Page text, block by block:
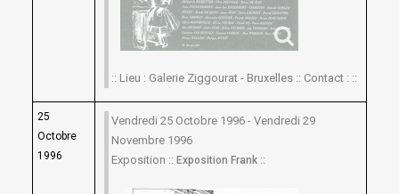
:: Lieu : Galerie Ziggourat - Bruxelles :: Contact : ::
25
Octobre
1996
Vendredi 25 Octobre 1996 - Vendredi 29
Novembre 1996
Exposition :: Exposition Frank ::